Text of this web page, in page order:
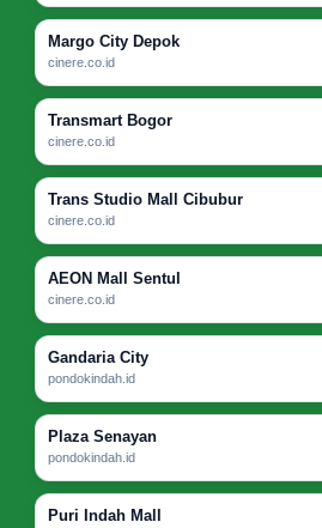
Margo City Depok
cinere.co.id
Transmart Bogor
cinere.co.id
Trans Studio Mall Cibubur
cinere.co.id
AEON Mall Sentul
cinere.co.id
Gandaria City
pondokindah.id
Plaza Senayan
pondokindah.id
Puri Indah Mall